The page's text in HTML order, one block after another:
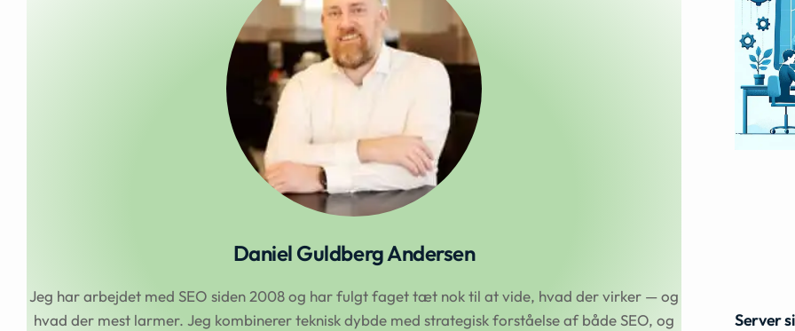
Daniel Guldberg Andersen
Jeg har arbejdet med SEO siden 2008 og har fulgt faget tæt nok til at vide, hvad der virker — og
hvad der mest larmer. Jeg kombinerer teknisk dybde med strategisk forståelse af både SEO, og
Server